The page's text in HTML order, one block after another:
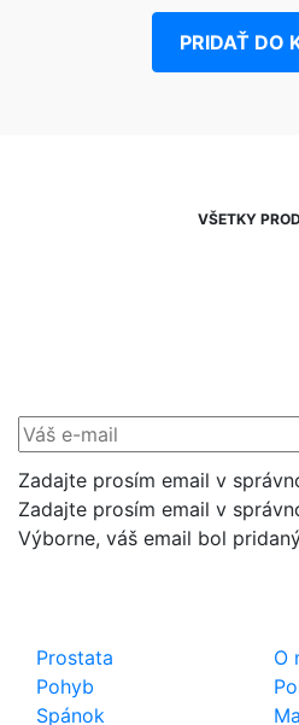
PRIDAŤ DO
VŠETKY
Zadajte prosím email v
Zadajte prosím email v
Výborne, váš email bol
Prostata
Pohyb
Spánok
O